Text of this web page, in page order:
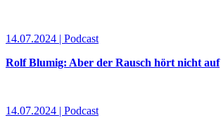
14.07.2024 | Podcast
Rolf Blumig: Aber der Rausch hört nicht auf
14.07.2024 | Podcast